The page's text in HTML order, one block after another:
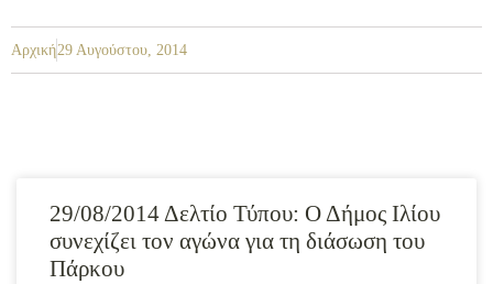
Αρχική29 Αυγούστου, 2014
29/08/2014 Δελτίο Τύπου: Ο Δήμος Ιλίου
συνεχίζει τον αγώνα για τη διάσωση του
Πάρκου